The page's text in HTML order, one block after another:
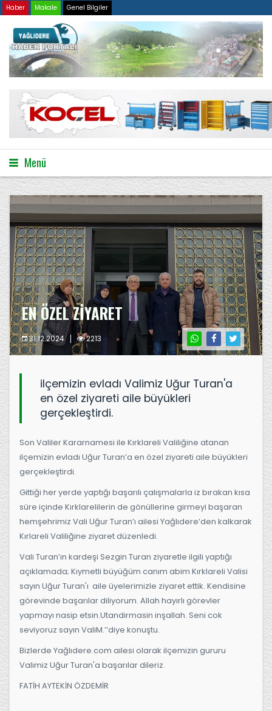
Haber Makale Genel Bilgiler
Menü
EN ÖZEL ZİYARET
31.12.2024 2213
ilçemizin evladı Valimiz Uğur Turan'a
en özel ziyareti aile büyükleri
gerçekleştirdi.
Son Valiler Kararnamesi ile Kırklareli Valiliğine atanan
ilçemizin evladı Uğur Turan’a en özel ziyareti aile büyükleri
gerçekleştirdi.
Gittiği her yerde yaptığı başarılı çalışmalarla iz bırakan kısa
süre içinde Kırklarelilerin de gönüllerine girmeyi başaran
hemşehrimiz Vali Uğur Turan’ı ailesi Yağlıdere’den kalkarak
Kırlareli Valiliğine ziyaret düzenledi.
Vali Turan’ın kardeşi Sezgin Turan ziyaretle ilgili yaptığı
açıklamada; Kıymetli büyüğüm canım abim Kırklareli Valisi
sayın Uğur Turan'ı aile üyelerimizle ziyaret ettik. Kendisine
görevinde başarılar diliyorum. Allah hayırlı görevler
yapmayı nasip etsin.Utandirmasin inşallah. Seni cok
seviyoruz sayın ValiM.’’diye konuştu.
Bizlerde Yağlıdere.com ailesi olarak ilçemizin gururu
Valimiz Uğur Turan'a başarılar dileriz.
FATİH AYTEKİN ÖZDEMİR